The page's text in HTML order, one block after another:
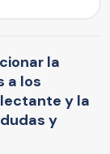
la
a los
y la
y